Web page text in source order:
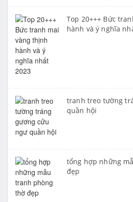
Top 20+++ Bức
hành và ý nghĩa
tranh treo tường
quần hội
tổng hợp những
đẹp